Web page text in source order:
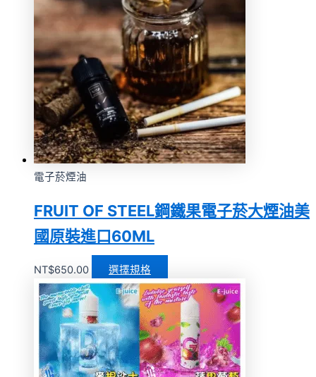
電子菸煙油
FRUIT OF STEEL鋼鐵果電子菸大煙油美
國原裝進口60ML
NT$650.00 選擇規格